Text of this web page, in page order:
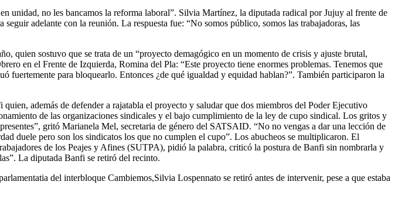
unidad, no les bancamos la reforma laboral”. Silvia Martínez, la diputada radical por Jujuy al frente de
adelante con la reunión. La respuesta fue: “No somos público, somos las trabajadoras, las
quien sostuvo que se trata de un “proyecto demagógico en un momento de crisis y ajuste brutal,
en el Frente de Izquierda, Romina del Pla: “Este proyecto tiene enormes problemas. Tenemos que
fuertemente para bloquearlo. Entonces ¿de qué igualdad y equidad hablan?”. También participaron la
además de defender a rajatabla el proyecto y saludar que dos miembros del Poder Ejecutivo
de las organizaciones sindicales y el bajo cumplimiento de la ley de cupo sindical. Los gritos y
gritó Marianela Mel, secretaria de género del SATSAID. “No no vengas a dar una lección de
duele pero son los sindicatos los que no cumplen el cupo”. Los abucheos se multiplicaron. El
de los Peajes y Afines (SUTPA), pidió la palabra, criticó la postura de Banfi sin nombrarla y
La diputada Banfi se retiró del recinto.
del interbloque Cambiemos,Silvia Lospennato se retiró antes de intervenir, pese a que estaba